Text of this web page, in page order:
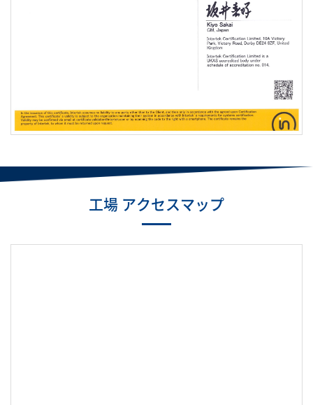
工場 アクセスマップ